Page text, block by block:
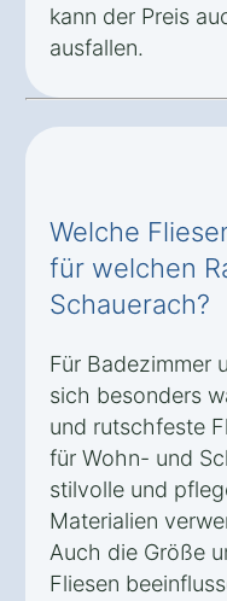
kann der Preis
ausfallen.
Welche
für welchen
Schauerach?
Für Badezimmer
sich besonders
und rutschfeste
für Wohn- und
stilvolle und
Materialien
Auch die Größe
Fliesen